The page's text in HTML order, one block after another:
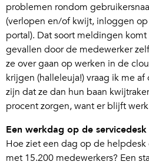
problemen rondom
(verlopen en/of kwijt, inloggen
portal). Dat soort meldingen
gevallen door de medewerker
ze over gaan op werken in de
krijgen (halleleuja!) vraag ik me
zijn dat ze dan hun baan
procent zorgen, want er blijft
Een werkdag op de servicedesk
Hoe ziet een dag op de
met 15.200 medewerkers? Een